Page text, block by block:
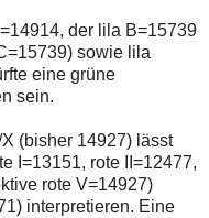
der lila B=15739
sowie lila
eine grüne
sein.
(bisher 14927) lässt
I=13151, rote II=12477,
rote V=14927)
interpretieren. Eine